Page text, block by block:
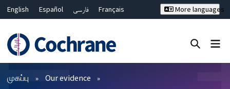
English Español فارسی
Français
Bahasa Malaysia
ไทย
繁體中文
简体中文
More languages
வடிகட்டிகள்
முகப்பு Our evidence